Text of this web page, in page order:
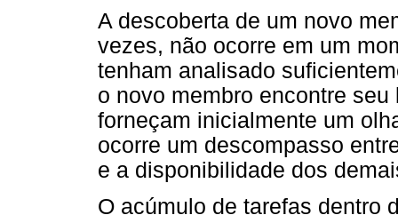
A descoberta de um novo
vezes, não ocorre em um
tenham analisado
o novo membro encontre
forneçam inicialmente um
ocorre um descompasso
e a disponibilidade dos
O acúmulo de tarefas dentro